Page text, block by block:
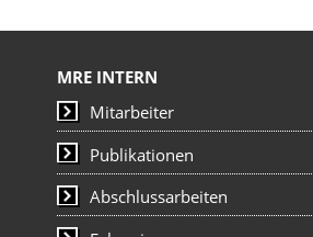
MRE INTERN
Mitarbeiter
Publikationen
Abschlussarbeiten